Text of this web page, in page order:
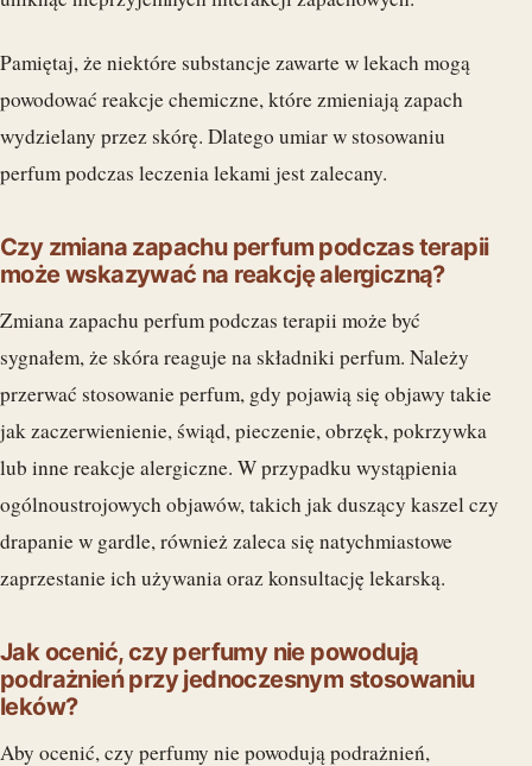
Pamiętaj, że niektóre substancje zawarte w lekach mogą
powodować reakcje chemiczne, które zmieniają zapach
wydzielany przez skórę. Dlatego umiar w stosowaniu
perfum podczas leczenia lekami jest zalecany.
Czy zmiana zapachu perfum podczas terapii
może wskazywać na reakcję alergiczną?
Zmiana zapachu perfum podczas terapii może być
sygnałem, że skóra reaguje na składniki perfum. Należy
przerwać stosowanie perfum, gdy pojawią się objawy takie
jak zaczerwienienie, świąd, pieczenie, obrzęk, pokrzywka
lub inne reakcje alergiczne. W przypadku wystąpienia
ogólnoustrojowych objawów, takich jak duszący kaszel czy
drapanie w gardle, również zaleca się natychmiastowe
zaprzestanie ich używania oraz konsultację lekarską.
Jak ocenić, czy perfumy nie powodują
podrażnień przy jednoczesnym stosowaniu
leków?
Aby ocenić, czy perfumy nie powodują podrażnień,